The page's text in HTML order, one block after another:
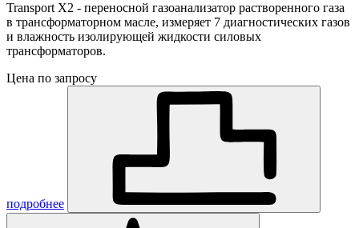
Transport X2 - переносной газоанализатор растворенного газа
в трансформаторном масле, измеряет 7 диагностических газов
и влажность изолирующей жидкости силовых
трансформаторов.
Цена по запросу
подробнее